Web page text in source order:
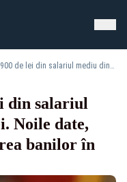
Românii pierd 900 de lei din salariul mediu din cauza inflației. Noile date, cum s-a modificat valoarea banilor în ultimii doi ani
din salariul
Noile date,
banilor în